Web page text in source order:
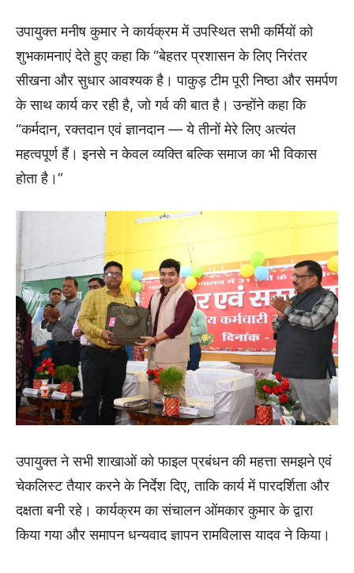
उपायुक्त मनीष कुमार ने कार्यक्रम में उपस्थित सभी कर्मियों को
शुभकामनाएं देते हुए कहा कि “बेहतर प्रशासन के लिए निरंतर
सीखना और सुधार आवश्यक है। पाकुड़ टीम पूरी निष्ठा और समर्पण
के साथ कार्य कर रही है, जो गर्व की बात है। उन्होंने कहा कि
“कर्मदान, रक्तदान एवं ज्ञानदान — ये तीनों मेरे लिए अत्यंत
महत्वपूर्ण हैं। इनसे न केवल व्यक्ति बल्कि समाज का भी विकास
होता है।”
उपायुक्त ने सभी शाखाओं को फाइल प्रबंधन की महत्ता समझने एवं
चेकलिस्ट तैयार करने के निर्देश दिए, ताकि कार्य में पारदर्शिता और
दक्षता बनी रहे। कार्यक्रम का संचालन ओंमकार कुमार के द्वारा
किया गया और समापन धन्यवाद ज्ञापन रामविलास यादव ने किया।